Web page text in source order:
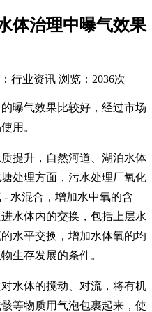
体治理中曝气效果
行业资讯 浏览：2036次
曝气效果比较好，经过市场
用。
提升，自然河道、湖泊水体
处理方面，污水处理厂氧化
水混合，增加水中氧的含
水体内的交换，包括上层水
水平交换，增加水体氧的均
生存发展的条件。
水体的搅动、对流，将有机
等物质用气泡包裹起来，使